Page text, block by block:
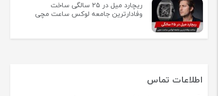
ریچارد میل در ۲۵ سالگی ساخت
وفادارترین جامعه لوکس ساعت مچی
اطلاعات تماس